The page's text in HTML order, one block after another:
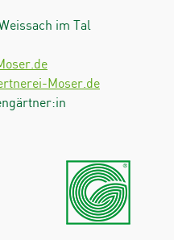
im Tal
Moser.de